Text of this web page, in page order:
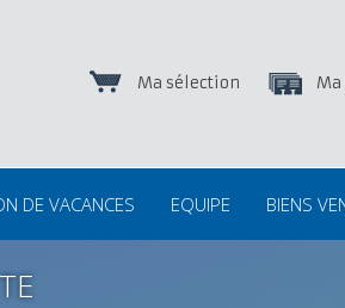
Ma sélection
DE VACANCES EQUIPE BIENS